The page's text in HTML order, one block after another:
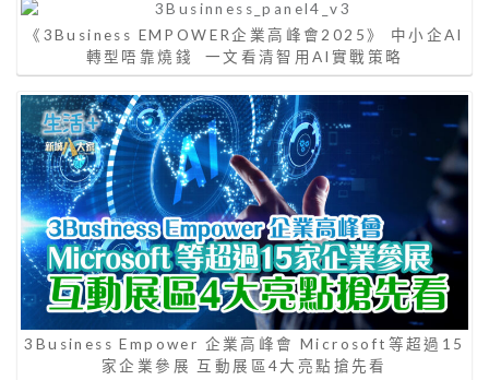
《3Business EMPOWER企業高峰會2025》 中小企AI
轉型唔靠燒錢 一文看清智用AI實戰策略
3Business Empower 企業高峰會 Microsoft等超過15
家企業參展 互動展區4大亮點搶先看